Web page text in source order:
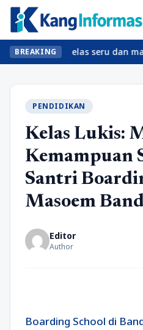
BREAKINGkelas seru dan materi
PENDIDIKAN
Kelas Lukis:
Kemampuan
Santri
Masoem
Editor
Author
Boarding School di